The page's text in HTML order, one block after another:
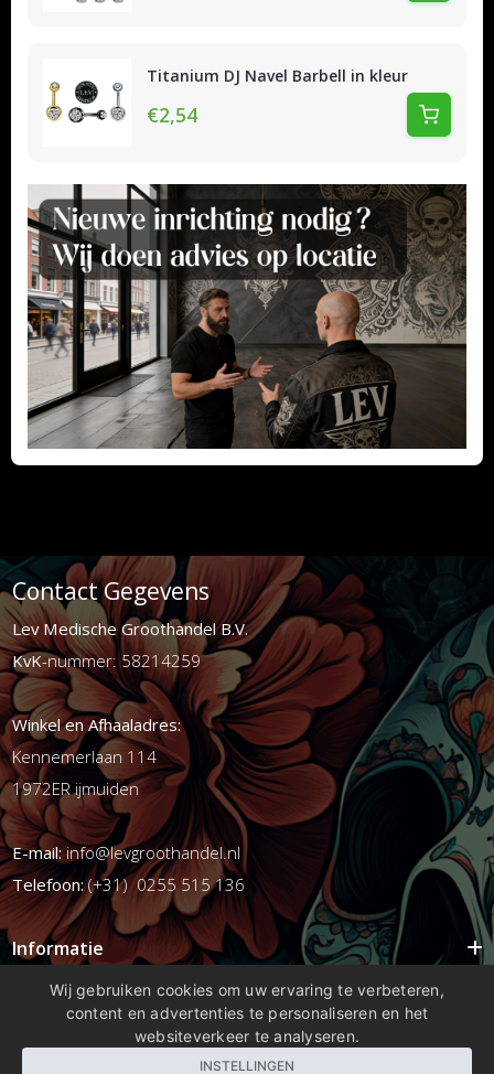
Titanium DJ Navel Barbell in kleur
€2,54
Contact Gegevens
Lev Medische Groothandel B.V.
KvK-nummer: 58214259
Winkel en Afhaaladres:
Kennemerlaan 114
1972ER ijmuiden
E-mail:info@levgroothandel.nl
Telefoon:(+31) 0255 515 136
Informatie
Mijn account
Wij gebruiken cookies om uw ervaring te verbeteren,
content en advertenties te personaliseren en het
websiteverkeer te analyseren.
INSTELLINGEN